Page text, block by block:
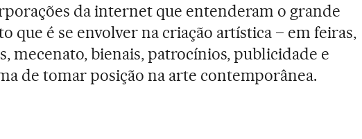
da internet que entenderam o grande
que é se envolver na criação artística – em feiras,
mecenato, bienais, patrocínios, publicidade e
de tomar posição na arte contemporânea.